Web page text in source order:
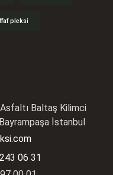
pleksi
Baltaş Kilimci
İstanbul
06 31